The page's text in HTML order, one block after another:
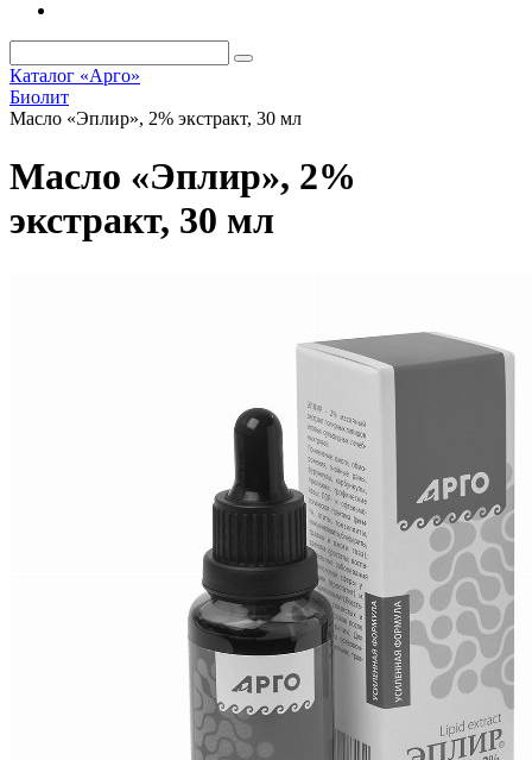
Каталог «Арго»
Биолит
Масло «Эплир», 2% экстракт, 30 мл
Масло «Эплир», 2%
экстракт, 30 мл